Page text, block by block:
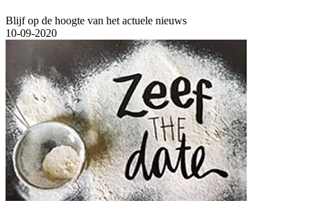
Blijf op de hoogte van het actuele nieuws
10-09-2020